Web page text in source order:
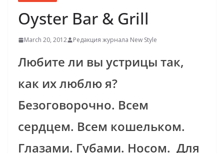
Oyster Bar & Grill
March 20, 2012 Редакция журнала New Style
Любите ли вы устрицы так,
как их люблю я?
Безоговорочно. Всем
сердцем. Всем кошельком.
Глазами. Губами. Носом. Для